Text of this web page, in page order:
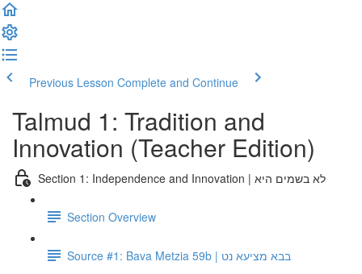
Previous Lesson Complete and Continue
Talmud 1: Tradition and
Innovation (Teacher Edition)
Section 1: Independence and Innovation | לא בשמים היא
Section Overview
Source #1: Bava Metzia 59b | בבא מציעא נט